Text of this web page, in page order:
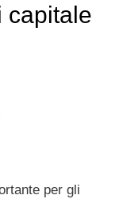
capitale
per gli